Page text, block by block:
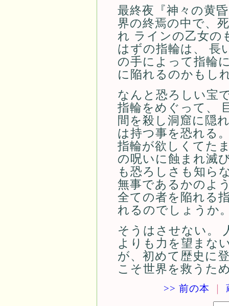
最終夜『神々の黄
界の終焉の中で、
れ ラインの乙女の
はずの指輪は、 長
の手によって指輪
に陥れるのかもし
なんと恐ろしい宝
指輪をめぐって、
間を殺し洞窟に隠
は持つ事を恐れる
指輪が欲しくてた
の呪いに蝕まれ滅
も恐ろしさも知ら
無事であるかのよ
全ての者を陥れる
れるのでしょうか
そうはさせない。
よりも力を望まな
が、初めて歴史に
こそ世界を救うた
>> 前の本